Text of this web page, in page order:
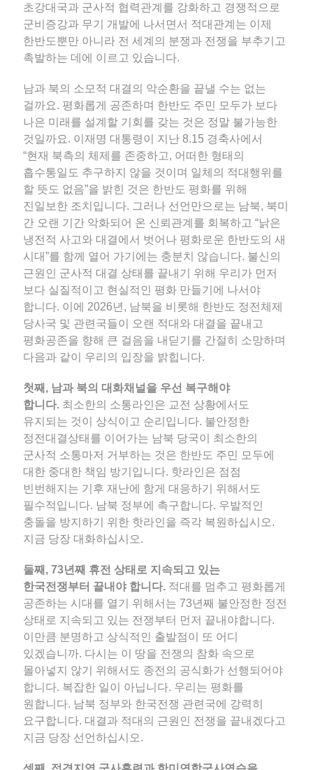
초강대국과 군사적 협력관계를 강화하고 경쟁적으로
군비증강과 무기 개발에 나서면서 적대관계는 이제
한반도뿐만 아니라 전 세계의 분쟁과 전쟁을 부추기고
촉발하는 데에 이르고 있습니다.
남과 북의 소모적 대결의 악순환을 끝낼 수는 없는
걸까요. 평화롭게 공존하며 한반도 주민 모두가 보다
나은 미래를 설계할 기회를 갖는 것은 정말 불가능한
것일까요. 이재명 대통령이 지난 8.15 경축사에서
“현재 북측의 체제를 존중하고, 어떠한 형태의
흡수통일도 추구하지 않을 것이며 일체의 적대행위를
할 뜻도 없음”을 밝힌 것은 한반도 평화를 위해
진일보한 조치입니다. 그러나 선언만으로는 남북, 북미
간 오랜 기간 악화되어 온 신뢰관계를 회복하고 “낡은
냉전적 사고와 대결에서 벗어나 평화로운 한반도의 새
시대”를 함께 열어 가기에는 충분치 않습니다. 불신의
근원인 군사적 대결 상태를 끝내기 위해 우리가 먼저
보다 실질적이고 현실적인 평화 만들기에 나서야
합니다. 이에 2026년, 남북을 비롯해 한반도 정전체제
당사국 및 관련국들이 오랜 적대와 대결을 끝내고
평화공존을 향해 큰 걸음을 내딛기를 간절히 소망하며
다음과 같이 우리의 입장을 밝힙니다.
첫째, 남과 북의 대화채널을 우선 복구해야
합니다. 최소한의 소통라인은 교전 상황에서도
유지되는 것이 상식이고 순리입니다. 불안정한
정전대결상태를 이어가는 남북 당국이 최소한의
군사적 소통마저 거부하는 것은 한반도 주민 모두에
대한 중대한 책임 방기입니다. 핫라인은 점점
빈번해지는 기후 재난에 함게 대응하기 위해서도
필수적입니다. 남북 정부에 촉구합니다. 우발적인
충돌을 방지하기 위한 핫라인을 즉각 복원하십시오.
지금 당장 대화하십시오.
둘째, 73년째 휴전 상태로 지속되고 있는
한국전쟁부터 끝내야 합니다. 적대를 멈추고 평화롭게
공존하는 시대를 열기 위해서는 73년째 불안정한 정전
상태로 지속되고 있는 전쟁부터 먼저 끝내야합니다.
이만큼 분명하고 상식적인 출발점이 또 어디
있겠습니까. 다시는 이 땅을 전쟁의 참화 속으로
몰아넣지 않기 위해서도 종전의 공식화가 선행되어야
합니다. 복잡한 일이 아닙니다. 우리는 평화를
원합니다. 남북 정부와 한국전쟁 관련국에 강력히
요구합니다. 대결과 적대의 근원인 전쟁을 끝내겠다고
지금 당장 선언하십시오.